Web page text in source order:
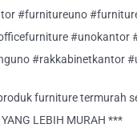
#furnitureuno
#unokantor
#rakkabinetkantor
furniture termurah
LEBIH MURAH ***